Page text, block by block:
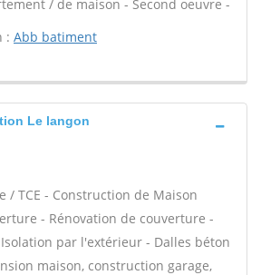
/ de maison - Second oeuvre -
: Abb batiment
Le langon
/ TCE - Construction de Maison
- Rénovation de couverture -
par l'extérieur - Dalles béton
maison, construction garage,